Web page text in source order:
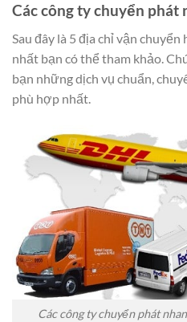
Các công ty chuyển
Sau đây là 5 địa chỉ vận
nhất bạn có thể tham khảo.
bạn những dịch vụ chuẩn,
phù hợp nhất.
Các công ty chuyển phát